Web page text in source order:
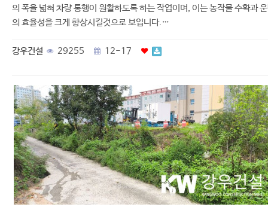
의 폭을 넓혀 차량 통행이 원활하도록 하는 작업이며, 이는 농작물 수확과
의 효율성을 크게 향상시킬것으로 보입니다.…
강우건설 29255 12-17